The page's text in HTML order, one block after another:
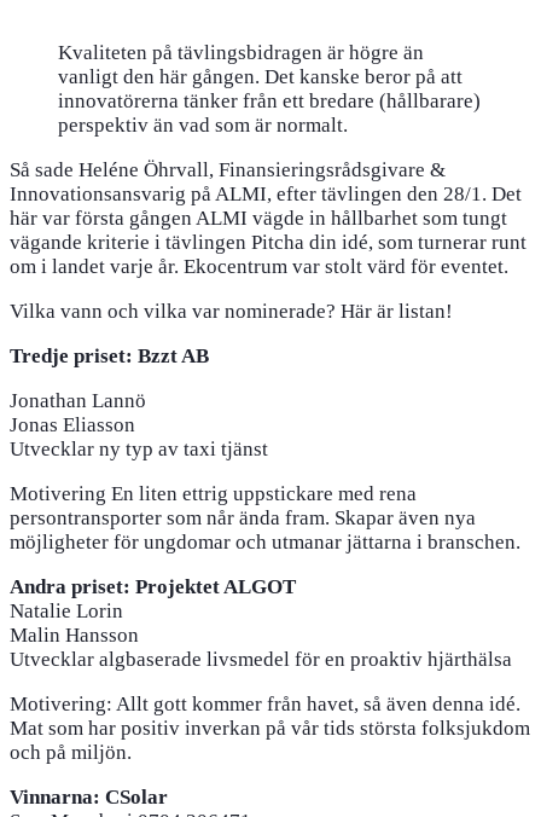
Kvaliteten på tävlingsbidragen är högre än
vanligt den här gången. Det kanske beror på att
innovatörerna tänker från ett bredare (hållbarare)
perspektiv än vad som är normalt.
Så sade Heléne Öhrvall, Finansieringsrådsgivare &
Innovationsansvarig på ALMI, efter tävlingen den 28/1. Det
här var första gången ALMI vägde in hållbarhet som tungt
vägande kriterie i tävlingen Pitcha din idé, som turnerar runt
om i landet varje år. Ekocentrum var stolt värd för eventet.
Vilka vann och vilka var nominerade? Här är listan!
Tredje priset: Bzzt AB
Jonathan Lannö
Jonas Eliasson
Utvecklar ny typ av taxi tjänst
Motivering En liten ettrig uppstickare med rena
persontransporter som når ända fram. Skapar även nya
möjligheter för ungdomar och utmanar jättarna i branschen.
Andra priset: Projektet ALGOT
Natalie Lorin
Malin Hansson
Utvecklar algbaserade livsmedel för en proaktiv hjärthälsa
Motivering: Allt gott kommer från havet, så även denna idé.
Mat som har positiv inverkan på vår tids största folksjukdom
och på miljön.
Vinnarna: CSolar